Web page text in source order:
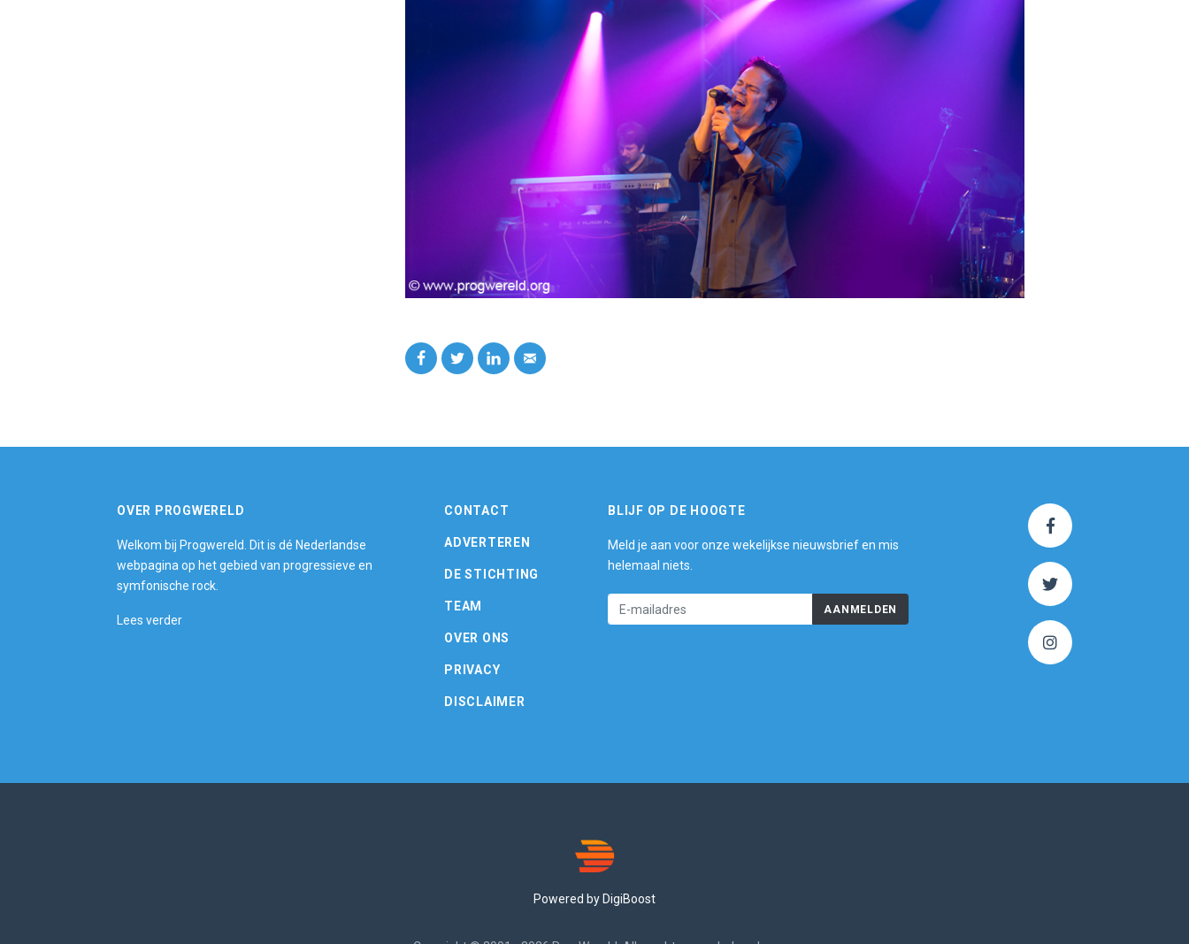
OVER PROGWERELD
Welkom bij Progwereld. Dit is dé Nederlandse
webpagina op het gebied van progressieve en
symfonische rock.
Lees verder
CONTACT
ADVERTEREN
DE STICHTING
TEAM
OVER ONS
PRIVACY
DISCLAIMER
BLIJF OP DE HOOGTE
Meld je aan voor onze wekelijkse nieuwsbrief en mis
helemaal niets.
AANMELDEN
Powered by DigiBoost